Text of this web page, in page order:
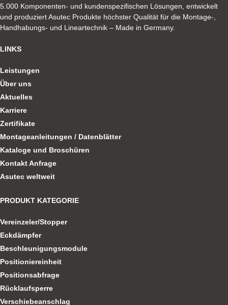
5.000 Komponenten- und kundenspezifischen Lösungen, entwickelt
und produziert Asutec Produkte höchster Qualität für die Montage-,
Handhabungs- und Lineartechnik – Made in Germany.
LINKS
Leistungen
Über uns
Aktuelles
Karriere
Zertifikate
Montageanleitungen / Datenblätter
Kataloge und Broschüren
Kontakt Anfrage
Asutec weltweit
PRODUKT KATEGORIE
Vereinzeler/Stopper
Eckdämpfer
Beschleunigungsmodule
Positioniereinheit
Positionsabfrage
Rücklaufsperre
Verschiebeanschlag